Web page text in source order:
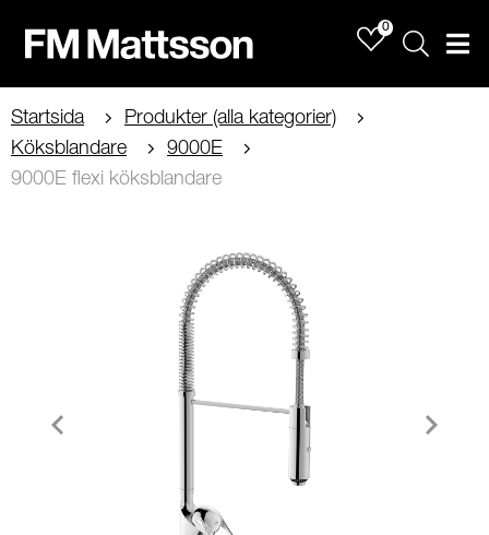
0
Sök
Startsida
Produkter (alla kategorier)
Köksblandare
9000E
9000E flexi köksblandare